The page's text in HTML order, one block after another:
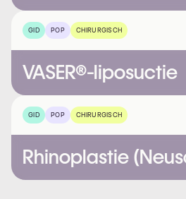
GID POP CHIRURGISCH
VASER®-liposuctie
GID POP CHIRURGISCH
Rhinoplastie